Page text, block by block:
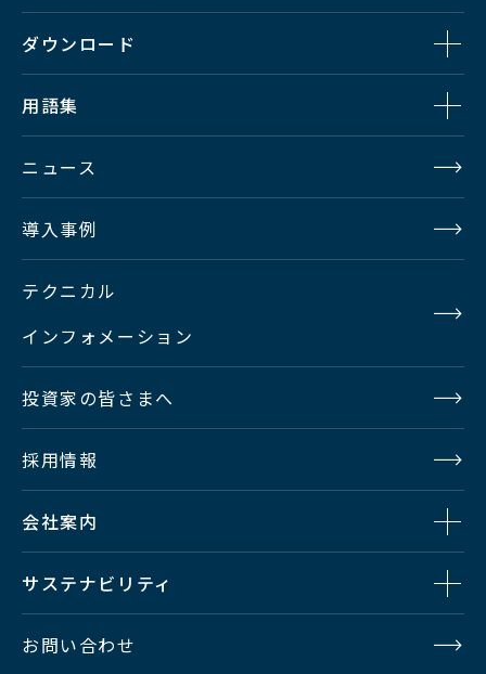
ダウンロード
用語集
ニュース
導入事例
テクニカル
インフォメーション
投資家の皆さまへ
採用情報
会社案内
サステナビリティ
お問い合わせ